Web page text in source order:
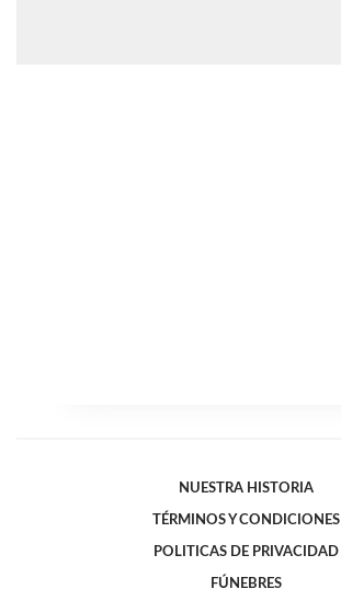
NUESTRA HISTORIA
TÉRMINOS Y CONDICIONES
POLITICAS DE PRIVACIDAD
FÚNEBRES